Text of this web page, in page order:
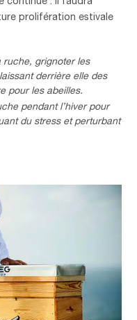
prolifération estivale
ruche, grignoter les
derrière elle des
pour les abeilles.
pendant l’hiver pour
du stress et perturbant